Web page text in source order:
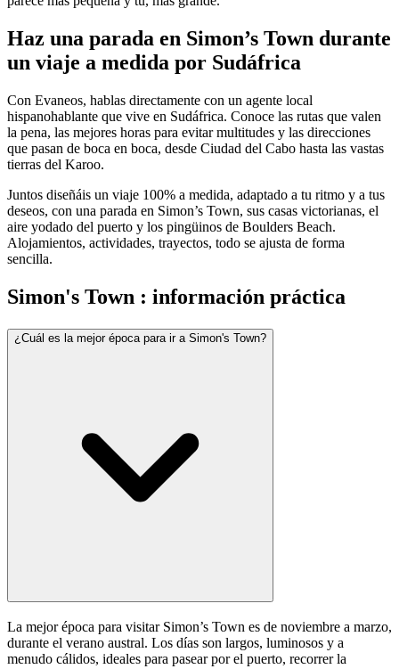
Haz una parada en Simon’s Town durante
un viaje a medida por Sudáfrica
Con Evaneos, hablas directamente con un agente local
hispanohablante que vive en Sudáfrica. Conoce las rutas que valen
la pena, las mejores horas para evitar multitudes y las direcciones
que pasan de boca en boca, desde Ciudad del Cabo hasta las vastas
tierras del Karoo.
Juntos diseñáis un viaje 100% a medida, adaptado a tu ritmo y a tus
deseos, con una parada en Simon’s Town, sus casas victorianas, el
aire yodado del puerto y los pingüinos de Boulders Beach.
Alojamientos, actividades, trayectos, todo se ajusta de forma
sencilla.
Simon's Town : información práctica
¿Cuál es la mejor época para ir a Simon's Town?
La mejor época para visitar Simon’s Town es de noviembre a marzo,
durante el verano austral. Los días son largos, luminosos y a
menudo cálidos, ideales para pasear por el puerto, recorrer la